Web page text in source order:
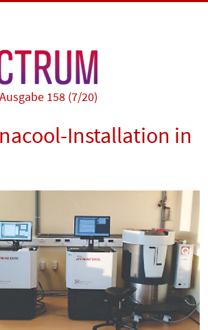
Ausgabe 158 (7/20)
Installation in